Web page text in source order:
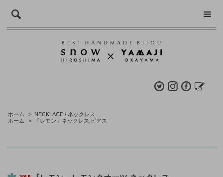
ホーム > NECKLACE / ネックレス
ホーム
> 『レモン』ネックレス,ピアス